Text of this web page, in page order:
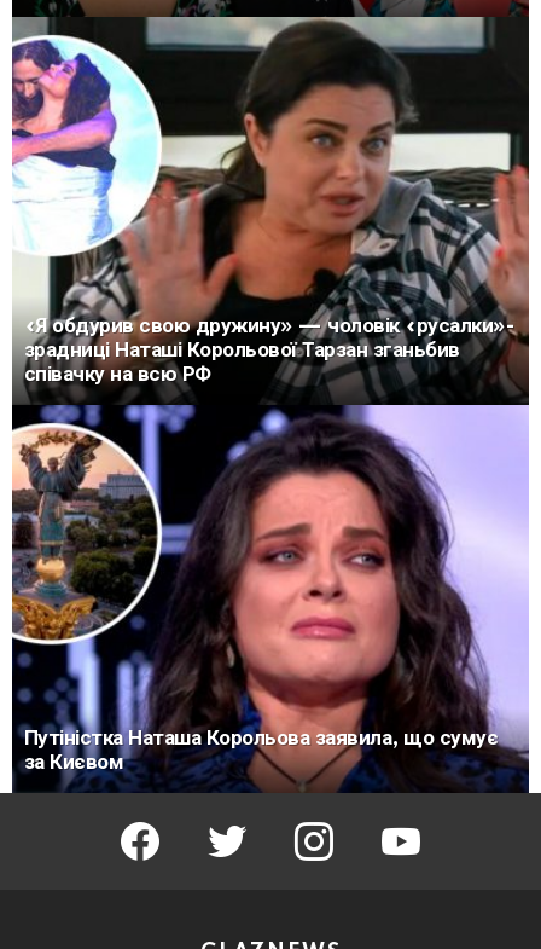
«Я обдурив свою дружину» — чоловік «русалки»-
зрадниці Наташі Корольової Тарзан зганьбив
співачку на всю РФ
Путіністка Наташа Корольова заявила, що сумує
за Києвом
facebook twitter instagram youtube